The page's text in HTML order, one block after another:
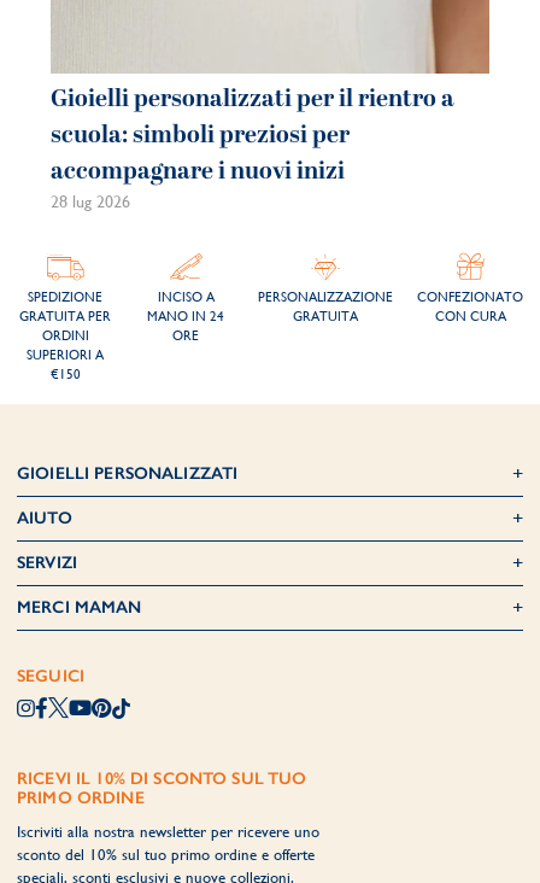
Gioielli personalizzati per il rientro a
scuola: simboli preziosi per
accompagnare i nuovi inizi
28 lug 2026
SPEDIZIONE
GRATUITA PER
ORDINI
SUPERIORI A
€150
INCISO A
MANO IN 24
ORE
PERSONALIZZAZIONE
GRATUITA
CONFEZIONATO
CON CURA
GIOIELLI PERSONALIZZATI
AIUTO
SERVIZI
MERCI MAMAN
SEGUICI
RICEVI IL 10% DI SCONTO SUL TUO
PRIMO ORDINE
Iscriviti alla nostra newsletter per ricevere uno
sconto del 10% sul tuo primo ordine e offerte
speciali, sconti esclusivi e nuove collezioni.